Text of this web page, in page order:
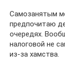
Самозанятым
предпочитаю
очередях.
налоговой не
из-за хамства.